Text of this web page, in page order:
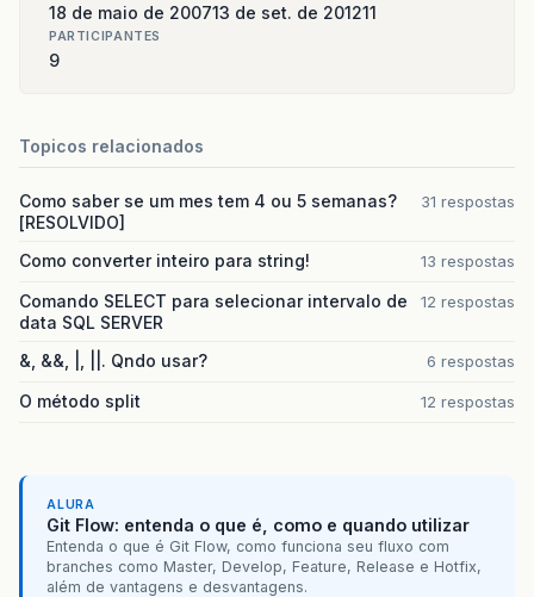
18 de maio de 200713 de set. de 201211
PARTICIPANTES
9
Topicos relacionados
Como saber se um mes tem 4 ou 5 semanas?
[RESOLVIDO]
31 respostas
Como converter inteiro para string! 13 respostas
Comando SELECT para selecionar intervalo de
data SQL SERVER
12 respostas
&, &&, |, ||. Qndo usar? 6 respostas
O método split 12 respostas
ALURA
Git Flow: entenda o que é, como e quando utilizar
Entenda o que é Git Flow, como funciona seu fluxo com
branches como Master, Develop, Feature, Release e Hotfix,
além de vantagens e desvantagens.